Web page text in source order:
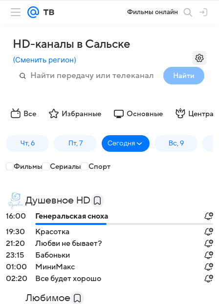
Фильмы онлайн
HD-каналы в Сальске
(Сменить регион)
Найти
Все Избранные Основные
Чт, 6 Пт, 7 Сегодня Вс, 9
Фильмы Сериалы Спорт
Душевное HD
16:00
Генеральская сноха
19:30
Красотка
21:20
Любви не бывает?
23:15
Бабоньки
01:00
МиниМакс
02:20
Все будет хорошо
Любимое